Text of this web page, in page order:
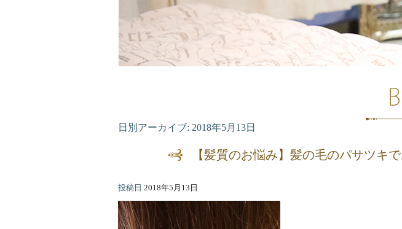
日別アーカイブ: 2018年5月13日
【髪質のお悩み】髪の毛のパサツキ
投稿日 2018年5月13日